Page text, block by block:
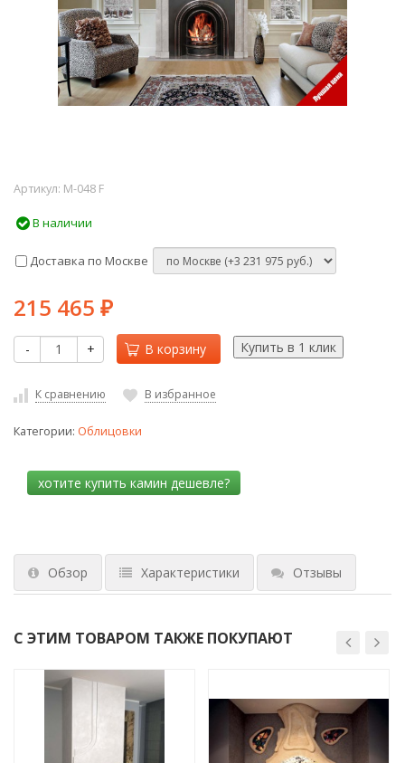
Артикул: M-048 F
В наличии
Доставка по Москве
215 465 ₽
- + В корзину
К сравнению В избранное
Категории: Облицовки
Обзор Характеристики Отзывы
С ЭТИМ ТОВАРОМ ТАКЖЕ ПОКУПАЮТ